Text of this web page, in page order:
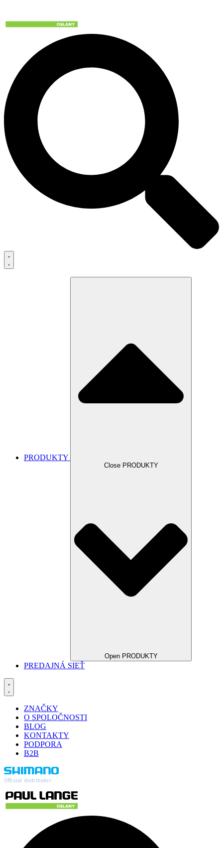
obsah
PRODUKTY
Close PRODUKTY
Open PRODUKTY
PREDAJNÁ SIEŤ
ZNAČKY
O SPOLOČNOSTI
BLOG
KONTAKTY
PODPORA
B2B
Official distributor